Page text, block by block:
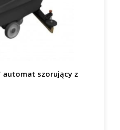
automat szorujący z